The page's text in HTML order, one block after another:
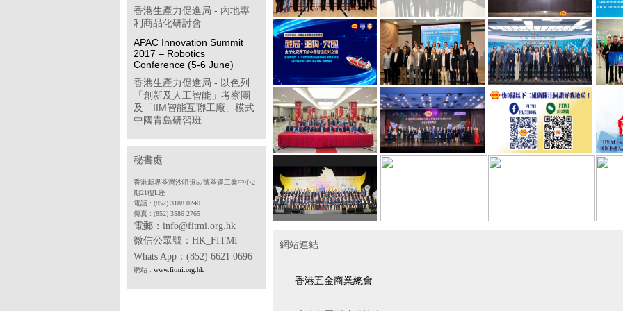
香港生產力促進局 - 內地專
利商品化研討會
APAC Innovation Summit
2017 – Robotics
Conference (5-6 June)
香港生產力促進局 - 以色列
「創新及人工智能」考察團
及「IIM智能互聯工廠」模式
中國青島研習班
「學習型企業獎」簡介會
第八屆「香港企業公民計
香港物聯網商會 - 透過多方
位推廣計劃開拓中國內地工
業物聯網市場(政府資助項目)
香港中華廠商聯合會 - 2017
年度「中小企貨運保險普及
計劃」
合作機構
秘書處
香港新界荃灣沙咀道57號荃運工業中心2
期21樓L座
電話 : (852) 3188 0240
傳真 : (852) 3586 2765
電郵：info@fitmi.org.hk
微信公眾號： HK_FITMI
Whats App ：(852) 6621 0696
網站 : www.fitmi.org.hk
網站連結
香港五金商業總會